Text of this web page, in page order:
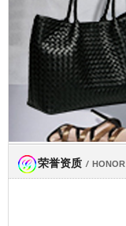
荣誉资质 / HONOR